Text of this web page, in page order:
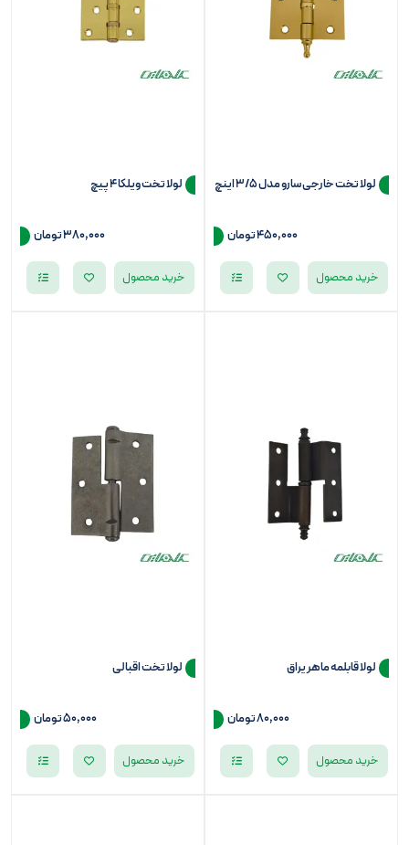
لولا تخت خارجی سارو مدل 3/5 اینچ
450,000 تومان
خرید محصول
لولا تخت ویلکا 4 پیچ
380,000 تومان
خرید محصول
لولا قابلمه ماهر یراق
80,000تومان
خرید محصول
لولا تخت اقبالی
50,000 تومان
خرید محصول